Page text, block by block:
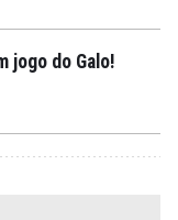
jogo do Galo!